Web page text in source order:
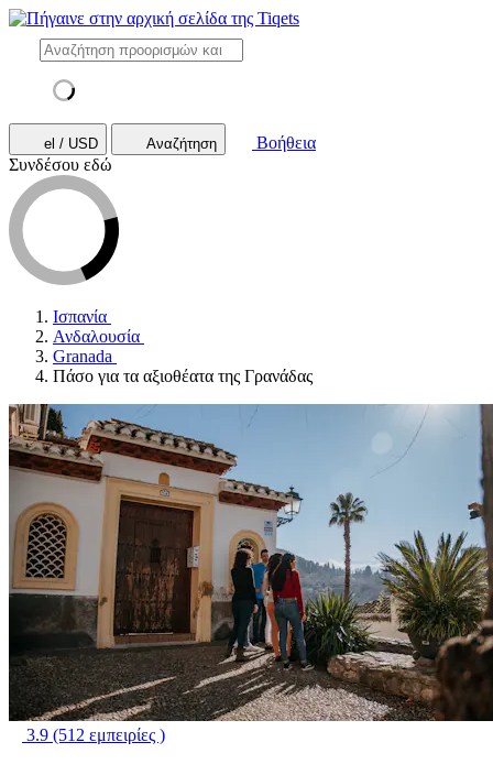
el / USD Αναζήτηση
Βοήθεια
Συνδέσου εδώ
Ισπανία
Ανδαλουσία
Granada
Πάσο για τα αξιοθέατα της Γρανάδας
3.9 (512 εμπειρίες )